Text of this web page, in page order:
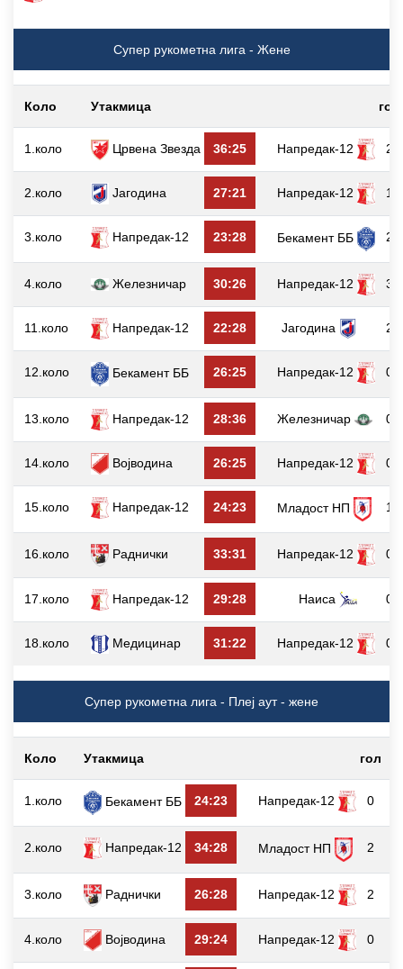
Супер рукометна лига - Жене
Коло Утакмица гол
1.коло Црвена Звезда 36:25 Напредак-12 2
2.коло Јагодина 27:21 Напредак-12 1
3.коло Напредак-12 23:28 Бекамент ББ 2
4.коло Железничар 30:26 Напредак-12 3
11.коло Напредак-12 22:28 Јагодина 2
12.коло Бекамент ББ 26:25 Напредак-12 0
13.коло Напредак-12 28:36 Железничар 0
14.коло Војводина 26:25 Напредак-12 0
15.коло Напредак-12 24:23 Младост НП 1
16.коло Раднички 33:31 Напредак-12 0
17.коло Напредак-12 29:28 Наиса 0
18.коло Медицинар 31:22 Напредак-12 0
Супер рукометна лига - Плеј аут - жене
Коло Утакмица гол
1.коло Бекамент ББ 24:23 Напредак-12 0
2.коло Напредак-12 34:28 Младост НП 2
3.коло Раднички 26:28 Напредак-12 2
4.коло Војводина 29:24 Напредак-12 0